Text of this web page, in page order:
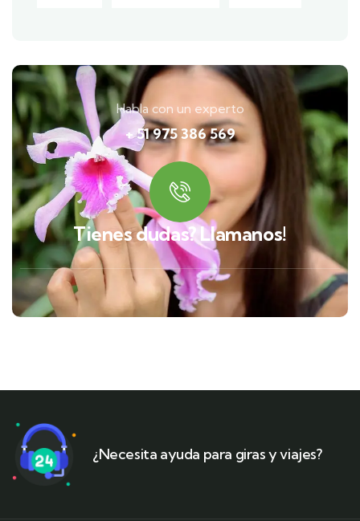
Habla con un experto
+ 51 975 386 569
Tienes dudas? Llamanos!
¿Necesita ayuda para giras y viajes?